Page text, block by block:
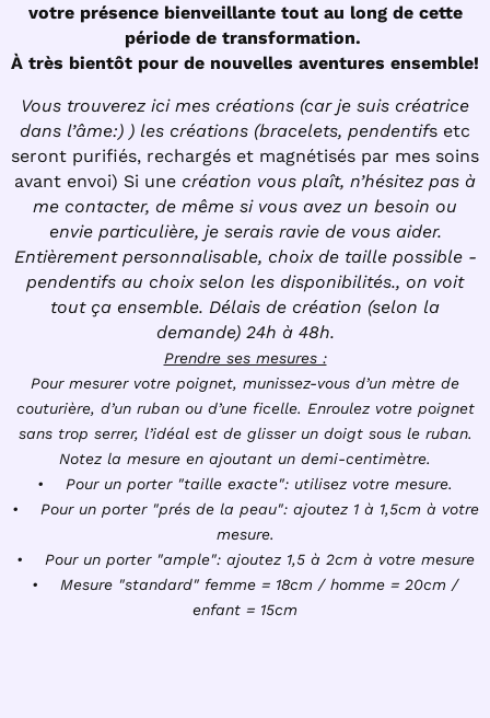
votre présence bienveillante tout au long de cette
période de transformation.
À très bientôt pour de nouvelles aventures ensemble!
Vous trouverez ici mes créations (car je suis créatrice
dans l’âme:) ) les créations (bracelets, pendentifs etc
seront purifiés, rechargés et magnétisés par mes soins
avant envoi) Si une création vous plaît, n’hésitez pas à
me contacter, de même si vous avez un besoin ou
envie particulière, je serais ravie de vous aider.
Entièrement personnalisable, choix de taille possible -
pendentifs au choix selon les disponibilités., on voit
tout ça ensemble. Délais de création (selon la
demande) 24h à 48h.
Prendre ses mesures :
Pour mesurer votre poignet, munissez-vous d’un mètre de
couturière, d’un ruban ou d’une ficelle. Enroulez votre poignet
sans trop serrer, l’idéal est de glisser un doigt sous le ruban.
Notez la mesure en ajoutant un demi-centimètre.
• Pour un porter "taille exacte": utilisez votre mesure.
• Pour un porter "prés de la peau": ajoutez 1 à 1,5cm à votre
mesure.
• Pour un porter "ample": ajoutez 1,5 à 2cm à votre mesure
• Mesure "standard" femme = 18cm / homme = 20cm /
enfant = 15cm